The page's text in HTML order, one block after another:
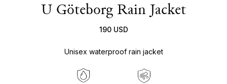
U Göteborg Rain Jacket
190 USD
Unisex waterproof rain jacket